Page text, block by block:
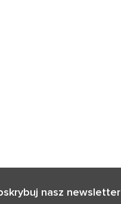
nasz newsletter